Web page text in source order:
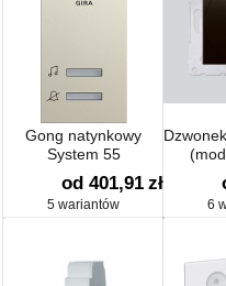
Gong natynkowy
System 55
od 401,91 zł
5 wariantów 6